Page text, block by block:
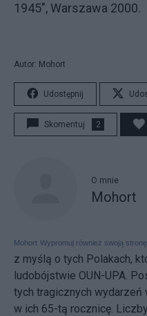
1945", Warszawa 2000.
Autor: Mohort
Udostępnij
Skomentuj 2
O mnie
Mohort
Mohort Wypromuj również swoją stronę
z myślą o tych Polakach,
ludobójstwie OUN-UPA.
tych tragicznych wydarzeń
w ich 65-tą rocznicę.